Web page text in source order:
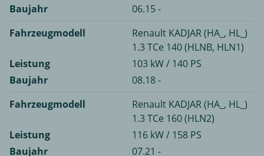
Baujahr
06.15 -
Fahrzeugmodell
Renault KADJAR (HA_, HL_)
1.3 TCe 140 (HLNB, HLN1)
Leistung
103 kW / 140 PS
Baujahr
08.18 -
Fahrzeugmodell
Renault KADJAR (HA_, HL_)
1.3 TCe 160 (HLN2)
Leistung
116 kW / 158 PS
Baujahr
07.21 -